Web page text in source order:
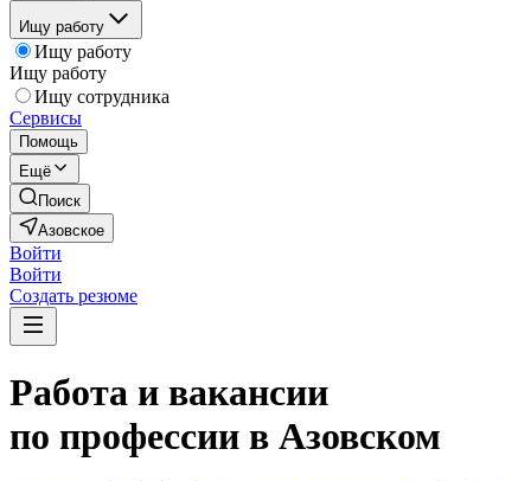
Ищу работу
Ищу работу
Ищу работу
Ищу сотрудника
Сервисы
Помощь
Ещё
Поиск
Азовское
Войти
Войти
Создать резюме
Работа и вакансии
по профессии в Азовском